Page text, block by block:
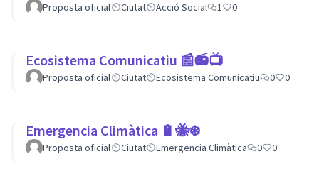
Proposta oficial Ciutat Acció Social 1 0
Ecosistema Comunicatiu 📰📻📺
Proposta oficial Ciutat Ecosistema Comunicatiu 0 0
Emergencia Climàtica 🔋🐝❄️
Proposta oficial Ciutat Emergencia Climàtica 0 0